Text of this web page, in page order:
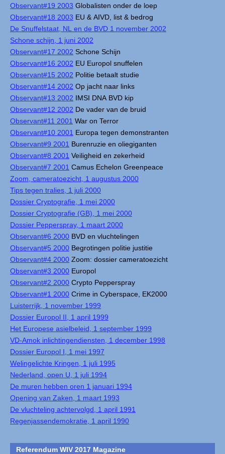
Observant#19 2003 Globalisten onder de loep
Observant#18 2003 EU & AIVD, list & bedrog
De Snuffelstaat, NL en de BVD 1 november 2002
Schone schijn, 1 juni 2002
Observant#17 2002 Schone Schijn
Observant#16 2002 EU Europol snuffelen
Observant#15 2002 Politie betaalt studie
Observant#14 2002 Op jacht naar links
Observant#13 2002 IMSI DNA BVD kip
Observant#12 2002 De vader van de bruid
Observant#11 2001 War on Terror
Observant#10 2001 Europa tegen demonstranten
Observant#9 2001 Burenruzie en oliegiganten
Observant#8 2001 Veiligheid en zekerheid
Observant#7 2001 Camus Echelon Greenpeace
Zoom, cameratoezicht, 1 augustus 2000
Tips tegen tralies, 1 juli 2000
Dossier Cryptografie, 1 mei 2000
Dossier Cryptografie (GB), 1 mei 2000
Dossier Pepperspray, 1 maart 2000
Observant#6 2000 BVD en vluchtelingen
Observant#5 2000 Begrotingen politie justitie
Observant#4 2000 Zoom: dossier cameratoezicht
Observant#3 2000 Europol
Observant#2 2000 Crypto Pepperspray
Observant#1 2000 Crime in Cyberspace, EK2000
Luisterrijk, 1 november 1999
Dossier Europol II, 1 april 1999
Het Europese asielbeleid, 1 september 1999
VD-Amok inlichtingendiensten, 1 december 1998
Dossier Europol I, 1 mei 1997
Welingelichte Kringen, 1 juli 1995
Nederland, open U, 1 juli 1994
De muren hebben oren 1 januari 1994
Opening van Zaken, 1 maart 1993
De vluchteling achtervolgd, 1 april 1991
Regenjassendemokratie, 1 april 1990
Referendum WIV 2017 Magazine